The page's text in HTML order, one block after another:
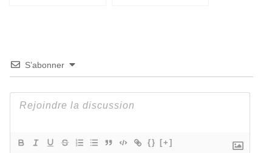
S’abonner
{} [+]